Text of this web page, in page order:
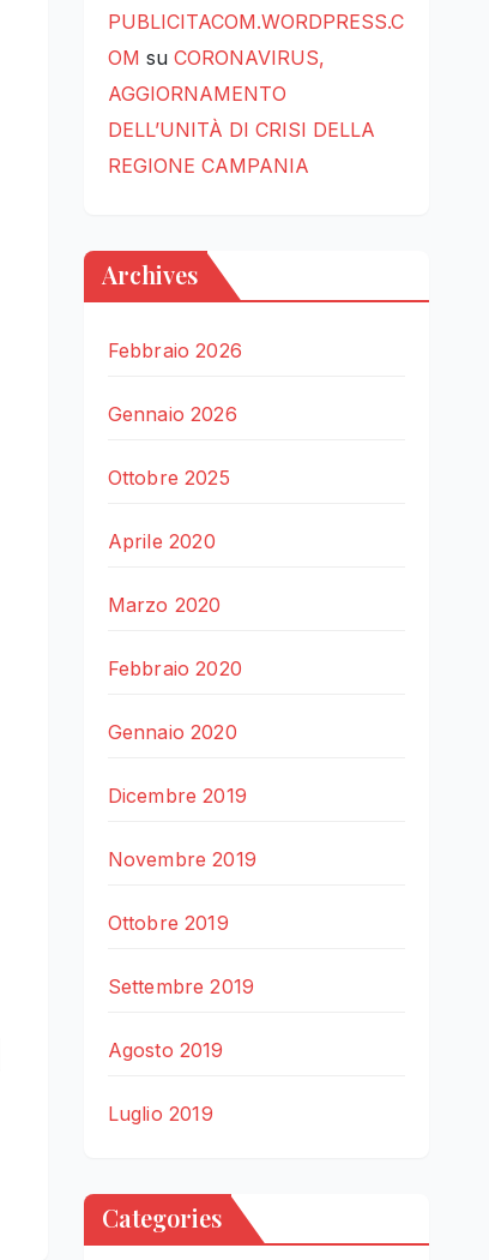
PUBLICITACOM.WORDPRESS.C
OM su CORONAVIRUS,
AGGIORNAMENTO
DELL’UNITÀ DI CRISI DELLA
REGIONE CAMPANIA
Archives
Febbraio 2026
Gennaio 2026
Ottobre 2025
Aprile 2020
Marzo 2020
Febbraio 2020
Gennaio 2020
Dicembre 2019
Novembre 2019
Ottobre 2019
Settembre 2019
Agosto 2019
Luglio 2019
Categories